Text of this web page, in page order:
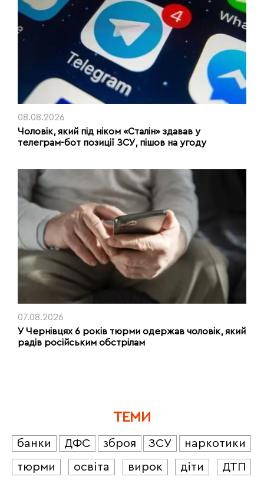
08.08.2026
Чоловік, який під ніком «Сталін» здавав у
телеграм-бот позиції ЗСУ, пішов на угоду
07.08.2026
У Чернівцях 6 років тюрми одержав чоловік, який
радів російським обстрілам
ТЕМИ
банки ДФС зброя ЗСУ
наркотики
тюрми
освіта вирок діти
ДТП